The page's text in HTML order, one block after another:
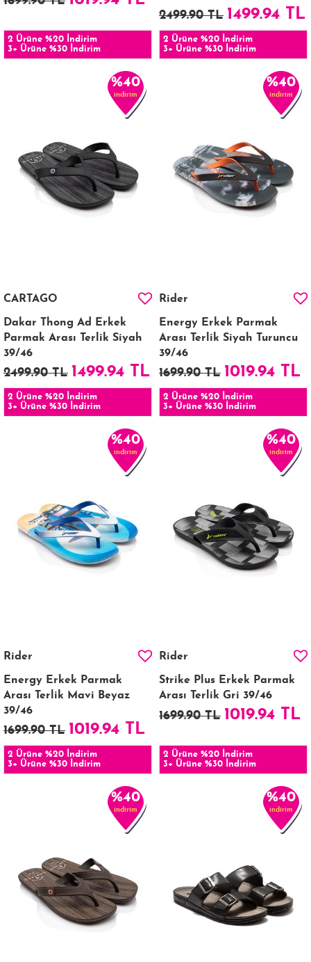
2 Ürüne %20 İndirim
3+ Ürüne %30 İndirim
2499.90 TL 1499.94 TL
2 Ürüne %20 İndirim
3+ Ürüne %30 İndirim
%40
indirim
CARTAGO
Dakar Thong Ad Erkek
Parmak Arası Terlik Siyah
39/46
2499.90 TL 1499.94 TL
2 Ürüne %20 İndirim
3+ Ürüne %30 İndirim
%40
indirim
Rider
Energy Erkek Parmak
Arası Terlik Siyah Turuncu
39/46
1699.90 TL 1019.94 TL
2 Ürüne %20 İndirim
3+ Ürüne %30 İndirim
%40
indirim
Rider
Energy Erkek Parmak
Arası Terlik Mavi Beyaz
39/46
1699.90 TL 1019.94 TL
2 Ürüne %20 İndirim
3+ Ürüne %30 İndirim
%40
indirim
Rider
Strike Plus Erkek Parmak
Arası Terlik Gri 39/46
1699.90 TL 1019.94 TL
2 Ürüne %20 İndirim
3+ Ürüne %30 İndirim
%40
indirim
%40
indirim